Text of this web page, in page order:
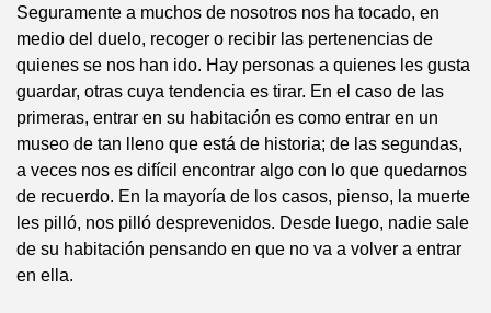
Seguramente a muchos de nosotros nos ha tocado, en
medio del duelo, recoger o recibir las pertenencias de
quienes se nos han ido. Hay personas a quienes les gusta
guardar, otras cuya tendencia es tirar. En el caso de las
primeras, entrar en su habitación es como entrar en un
museo de tan lleno que está de historia; de las segundas,
a veces nos es difícil encontrar algo con lo que quedarnos
de recuerdo. En la mayoría de los casos, pienso, la muerte
les pilló, nos pilló desprevenidos. Desde luego, nadie sale
de su habitación pensando en que no va a volver a entrar
en ella.